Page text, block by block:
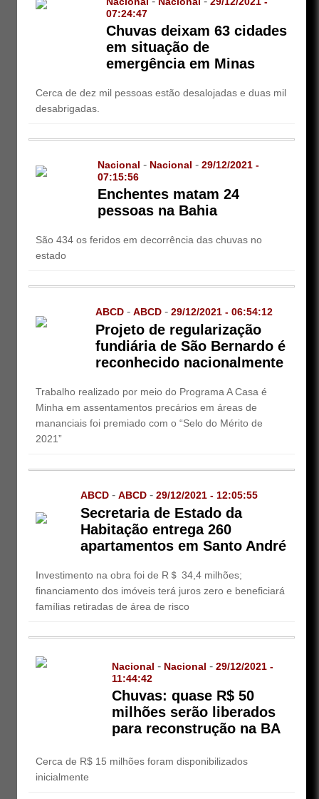
07:24:47
Chuvas deixam 63 cidades
em situação de
emergência em Minas
Cerca de dez mil pessoas estão desalojadas e duas mil
desabrigadas.
Nacional - Nacional - 29/12/2021 -
07:15:56
Enchentes matam 24
pessoas na Bahia
São 434 os feridos em decorrência das chuvas no
estado
ABCD -ABCD -29/12/2021 - 06:54:12
Projeto de regularização
fundiária de São Bernardo é
reconhecido nacionalmente
Trabalho realizado por meio do Programa A Casa é
Minha em assentamentos precários em áreas de
mananciais foi premiado com o “Selo do Mérito de
2021”
ABCD -ABCD -29/12/2021 - 12:05:55
Secretaria de Estado da
Habitação entrega 260
apartamentos em Santo André
Investimento na obra foi de R＄ 34,4 milhões;
financiamento dos imóveis terá juros zero e beneficiará
famílias retiradas de área de risco
Nacional - Nacional -29/12/2021 -
11:44:42
Chuvas: quase R$ 50
milhões serão liberados
para reconstrução na BA
Cerca de R$ 15 milhões foram disponibilizados
inicialmente